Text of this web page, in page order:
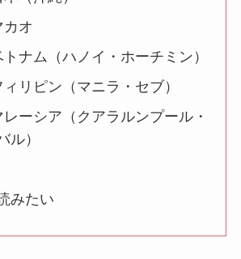
オ
ナム（ハノイ・ホーチミン）
リピン（マニラ・セブ）
ーシア（クアラルンプール・
ル）
みたい